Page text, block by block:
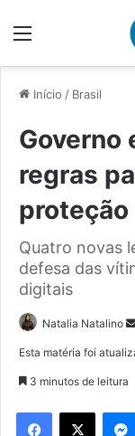
Início / Brasil
Governo
regras
Quatro novas
defesa das
digitais
Natalia Natalino
Esta matéria foi
3 minutos de leitura